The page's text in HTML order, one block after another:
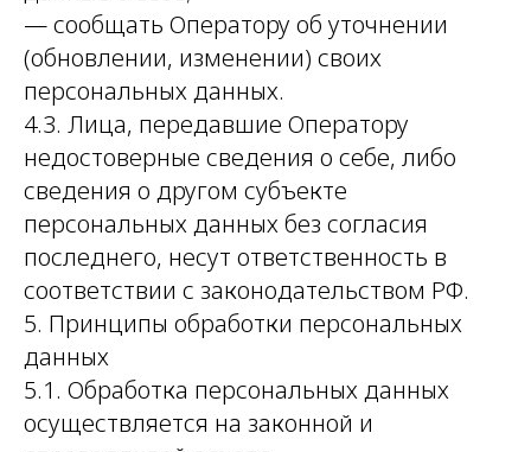
— сообщать Оператору об уточнении
(обновлении, изменении) своих
персональных данных.
4.3. Лица, передавшие Оператору
недостоверные сведения о себе, либо
сведения о другом субъекте
персональных данных без согласия
последнего, несут ответственность в
соответствии с законодательством РФ.
5. Принципы обработки персональных
данных
5.1. Обработка персональных данных
осуществляется на законной и